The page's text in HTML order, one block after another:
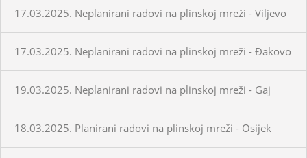
17.03.2025. Neplanirani radovi na plinskoj mreži - Viljevo
17.03.2025. Neplanirani radovi na plinskoj mreži - Đakovo
19.03.2025. Neplanirani radovi na plinskoj mreži - Gaj
18.03.2025. Planirani radovi na plinskoj mreži - Osijek